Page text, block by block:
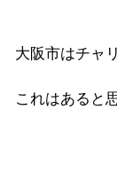
大阪市はチャ
これはあると